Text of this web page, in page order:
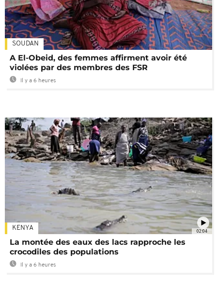
SOUDAN
A El-Obeid, des femmes affirment avoir été
violées par des membres des FSR
Il y a 6 heures
02:04
KENYA
La montée des eaux des lacs rapproche les
crocodiles des populations
Il y a 6 heures